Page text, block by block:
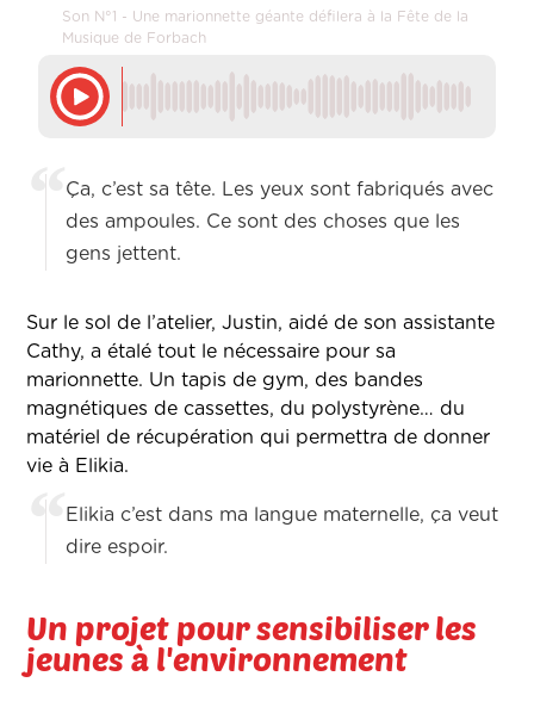
Son N°1 - Une marionnette géante défilera à la Fête de la
Musique de Forbach
Ça, c’est sa tête. Les yeux sont fabriqués avec
des ampoules. Ce sont des choses que les
gens jettent.
Sur le sol de l’atelier, Justin, aidé de son assistante
Cathy, a étalé tout le nécessaire pour sa
marionnette. Un tapis de gym, des bandes
magnétiques de cassettes, du polystyrène… du
matériel de récupération qui permettra de donner
vie à Elikia.
Elikia c’est dans ma langue maternelle, ça veut
dire espoir.
Un projet pour sensibiliser les
jeunes à l'environnement